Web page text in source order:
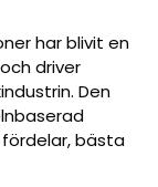
har blivit en
driver
Den
bästa